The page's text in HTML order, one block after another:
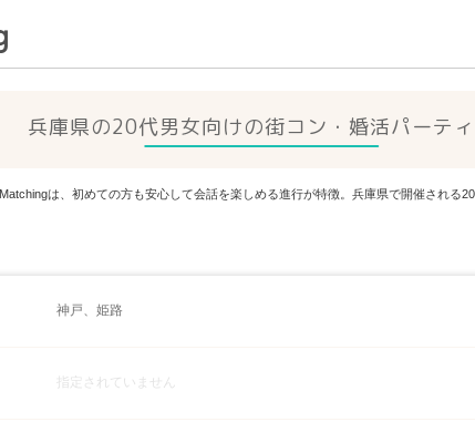
兵庫県の20代男女向けの街コン・婚活パーテ
は、初めての方も安心して会話を楽しめる進行が特徴。兵庫県で開催される
神戸、姫路
指定されていません